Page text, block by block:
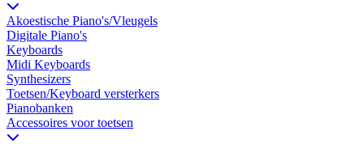
Akoestische Piano's/Vleugels
Digitale Piano's
Keyboards
Midi Keyboards
Synthesizers
Toetsen/Keyboard versterkers
Pianobanken
Accessoires voor toetsen